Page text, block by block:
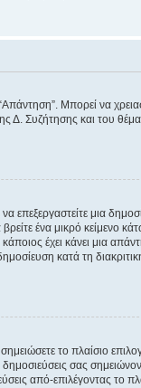
Μπορεί να
Δ. Συζήτησης και του
επεξεργαστείτε μια
ένα μικρό κείμενο
έχει κάνει μια
κατά τη
το πλαίσιο
σας
από-επιλέγοντας το